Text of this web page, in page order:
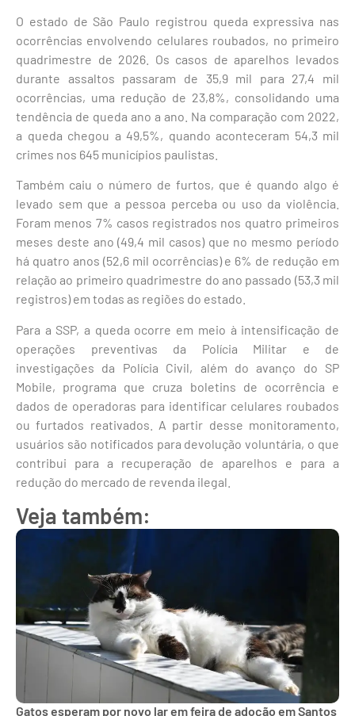
O estado de São Paulo registrou queda expressiva nas
ocorrências envolvendo celulares roubados, no primeiro
quadrimestre de 2026. Os casos de aparelhos levados
durante assaltos passaram de 35,9 mil para 27,4 mil
ocorrências, uma redução de 23,8%, consolidando uma
tendência de queda ano a ano. Na comparação com 2022,
a queda chegou a 49,5%, quando aconteceram 54,3 mil
crimes nos 645 municípios paulistas.
Também caiu o número de furtos, que é quando algo é
levado sem que a pessoa perceba ou uso da violência.
Foram menos 7% casos registrados nos quatro primeiros
meses deste ano (49,4 mil casos) que no mesmo período
há quatro anos (52,6 mil ocorrências) e 6% de redução em
relação ao primeiro quadrimestre do ano passado (53,3 mil
registros) em todas as regiões do estado.
Para a SSP, a queda ocorre em meio à intensificação de
operações preventivas da Polícia Militar e de
investigações da Polícia Civil, além do avanço do SP
Mobile, programa que cruza boletins de ocorrência e
dados de operadoras para identificar celulares roubados
ou furtados reativados. A partir desse monitoramento,
usuários são notificados para devolução voluntária, o que
contribui para a recuperação de aparelhos e para a
redução do mercado de revenda ilegal.
Veja também:
Gatos esperam por novo lar em feira de adoção em Santos